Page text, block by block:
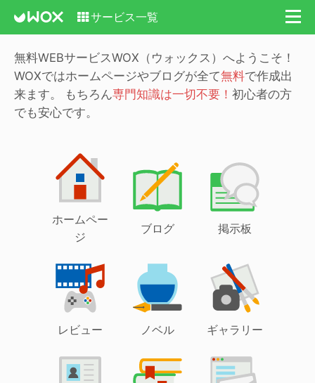
サービス一覧
無料WEBサービスWOX（ウォックス）へようこそ！
WOXではホームページやブログが全て無料で作成出
来ます。
もちろん専門知識は一切不要！ 初心者の方
でも安心です。
ホームペー
ジ
ブログ 掲示板
レビュー ノベル ギャラリー